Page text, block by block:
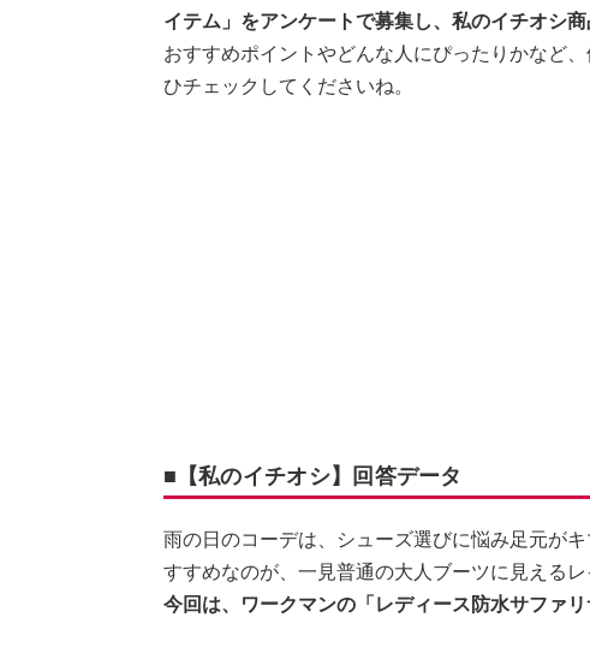
イテム」をアンケートで募集し、私のイチオシ商
おすすめポイントやどんな人にぴったりかなど
ひチェックしてくださいね。
■【私のイチオシ】回答データ
雨の日のコーデは、シューズ選びに悩み足元が
すすめなのが、一見普通の大人ブーツに見えるレ
今回は、ワークマンの「レディース防水サファリ